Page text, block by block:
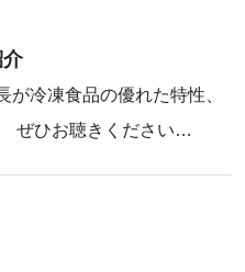
が冷凍食品の優れた特性、
ぜひお聴きください…